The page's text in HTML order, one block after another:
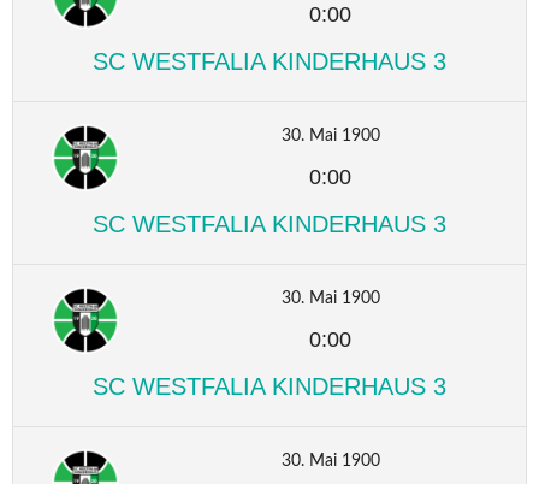
0:00
SC WESTFALIA KINDERHAUS 3
30. Mai 1900
0:00
SC WESTFALIA KINDERHAUS 3
30. Mai 1900
0:00
SC WESTFALIA KINDERHAUS 3
30. Mai 1900